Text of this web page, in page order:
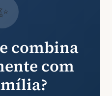
combina
com